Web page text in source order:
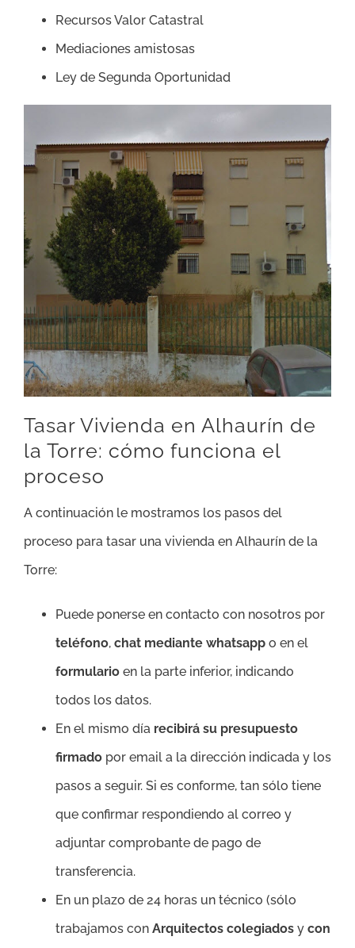
Recursos Valor Catastral
Mediaciones amistosas
Ley de Segunda Oportunidad
Tasar Vivienda en Alhaurín de
la Torre: cómo funciona el
proceso
A continuación le mostramos los pasos del
proceso para tasar una vivienda en Alhaurín de la
Torre:
Puede ponerse en contacto con nosotros por
teléfono, chat mediante whatsapp o en el
formulario en la parte inferior, indicando
todos los datos.
En el mismo día recibirá su presupuesto
firmado por email a la dirección indicada y los
pasos a seguir. Si es conforme, tan sólo tiene
que confirmar respondiendo al correo y
adjuntar comprobante de pago de
transferencia.
En un plazo de 24 horas un técnico (sólo
trabajamos con Arquitectos colegiados y con